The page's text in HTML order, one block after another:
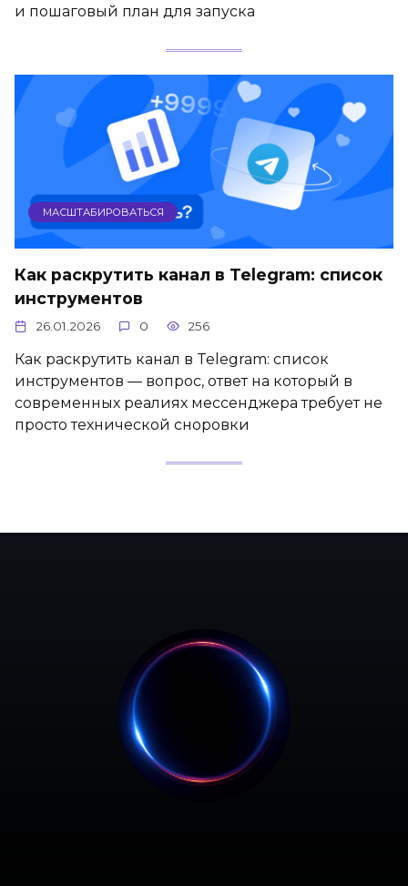
и пошаговый план для запуска
МАСШТАБИРОВАТЬСЯ
Как раскрутить канал в Telegram: список
инструментов
26.01.2026 0 256
Как раскрутить канал в Telegram: список
инструментов — вопрос, ответ на который в
современных реалиях мессенджера требует не
просто технической сноровки